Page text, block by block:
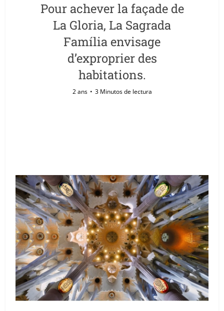
Pour achever la façade de
La Gloria, La Sagrada
Família envisage
d’exproprier des
habitations.
2 ans 3 Minutos de lectura